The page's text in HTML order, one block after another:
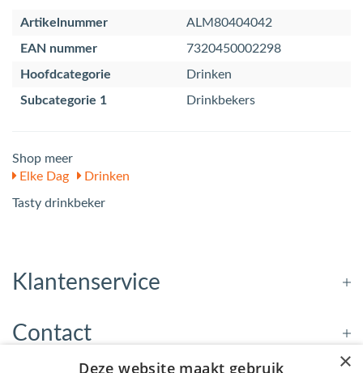
Artikelnummer
ALM80404042
EAN nummer
7320450002298
Hoofdcategorie
Drinken
Subcategorie 1
Drinkbekers
Shop meer
Elke Dag
Drinken
Tasty drinkbeker
Klantenservice
Contact
×
Deze website maakt gebruik